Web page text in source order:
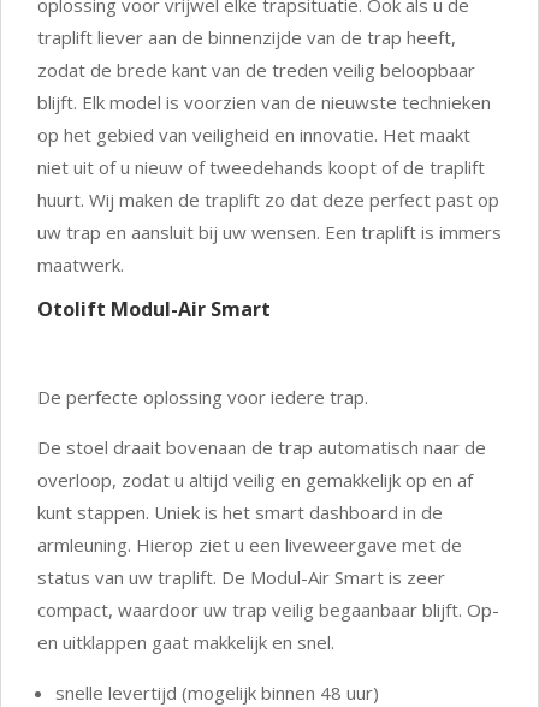
oplossing voor vrijwel elke trapsituatie. Ook als u de
traplift liever aan de binnenzijde van de trap heeft,
zodat de brede kant van de treden veilig beloopbaar
blijft. Elk model is voorzien van de nieuwste technieken
op het gebied van veiligheid en innovatie. Het maakt
niet uit of u nieuw of tweedehands koopt of de traplift
huurt. Wij maken de traplift zo dat deze perfect past op
uw trap en aansluit bij uw wensen. Een traplift is immers
maatwerk.
Otolift Modul-Air Smart
De perfecte oplossing voor iedere trap.
De stoel draait bovenaan de trap automatisch naar de
overloop, zodat u altijd veilig en gemakkelijk op en af
kunt stappen. Uniek is het smart dashboard in de
armleuning. Hierop ziet u een liveweergave met de
status van uw traplift. De Modul-Air Smart is zeer
compact, waardoor uw trap veilig begaanbaar blijft. Op-
en uitklappen gaat makkelijk en snel.
snelle levertijd (mogelijk binnen 48 uur)